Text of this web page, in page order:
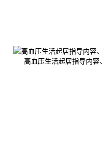
高血压生活起居指导内容